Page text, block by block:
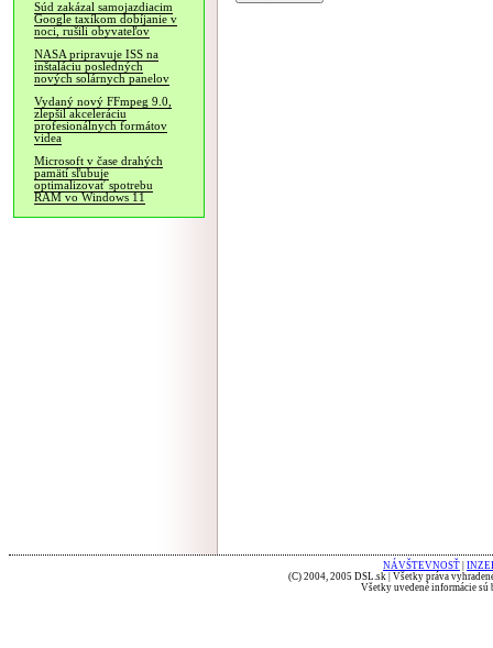
Súd zakázal samojazdiacim
Google taxíkom dobíjanie v
noci, rušili obyvateľov
NASA pripravuje ISS na
inštaláciu posledných
nových solárnych panelov
Vydaný nový FFmpeg 9.0,
zlepšil akceleráciu
profesionálnych formátov
videa
Microsoft v čase drahých
pamätí sľubuje
optimalizovať spotrebu
RAM vo Windows 11
NÁVŠTEVNOSŤ
(C) 2004, 2005 DSL.sk | Všetky práva
Všetky uvedené informácie sú